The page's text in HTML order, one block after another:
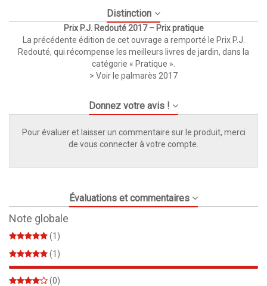
Distinction
Prix P.J. Redouté 2017 – Prix pratique
La précédente édition de cet ouvrage a remporté le Prix P.J.
Redouté, qui récompense les meilleurs livres de jardin, dans la
catégorie « Pratique ».
> Voir le palmarès 2017
Donnez votre avis !
Pour évaluer et laisser un commentaire sur le produit, merci
de vous connecter à votre compte.
Évaluations et commentaires
Note globale
(1)
(1)
100%
(0)